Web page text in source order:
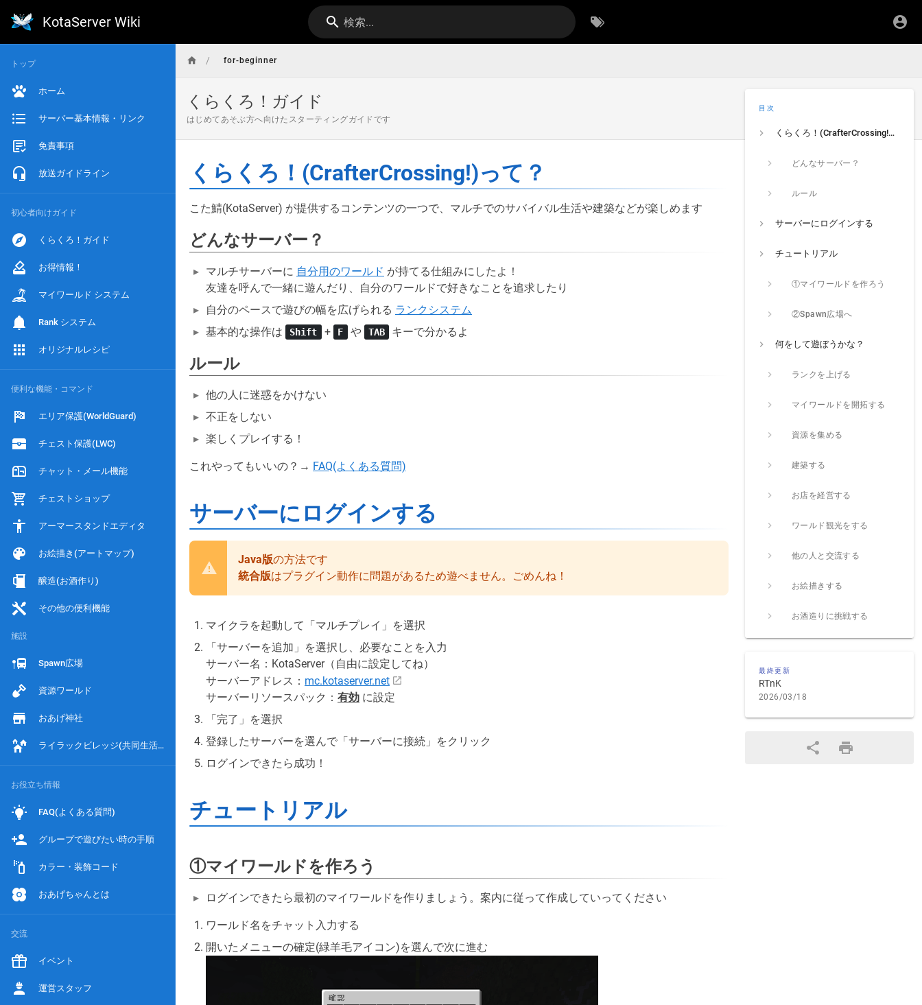
KotaServer Wiki 検索...
トップ
ホーム
サーバー基本情報・リンク
免責事項
放送ガイドライン
初心者向けガイド
くらくろ！ガイド
お得情報！
マイワールド システム
Rank システム
オリジナルレシピ
便利な機能・コマンド
エリア保護(WorldGuard)
チェスト保護(LWC)
チャット・メール機能
チェストショップ
アーマースタンドエディタ
お絵描き(アートマップ)
醸造(お酒作り)
その他の便利機能
施設
Spawn広場
資源ワールド
おあげ神社
ライラックビレッジ(共同生活エリア)
お役立ち情報
FAQ(よくある質問)
グループで遊びたい時の手順
カラー・装飾コード
おあげちゃんとは
交流
イベント
運営スタッフ
/ for-beginner
くらくろ！ガイド
はじめてあそぶ方へ向けたスターティングガイドです
目次
くらくろ！(CrafterCrossing!)って？
どんなサーバー？
ルール
サーバーにログインする
チュートリアル
①マイワールドを作ろう
②Spawn広場へ
何をして遊ぼうかな？
ランクを上げる
マイワールドを開拓する
資源を集める
建築する
お店を経営する
ワールド観光をする
他の人と交流する
お絵描きする
お酒造りに挑戦する
最終更新
RTnK
2026/03/18
くらくろ！(CrafterCrossing!)って？
こた鯖(KotaServer) が提供するコンテンツの一つで、マルチでのサバイバル生活や建築などが楽しめます
どんなサーバー？
マルチサーバーに 自分用のワールド が持てる仕組みにしたよ！
友達を呼んで一緒に遊んだり、自分のワールドで好きなことを追求したり
自分のペースで遊びの幅を広げられる ランクシステム
基本的な操作は
Shift + F や TAB キーで分かるよ
ルール
他の人に迷惑をかけない
不正をしない
楽しくプレイする！
これやってもいいの？→ FAQ(よくある質問)
サーバーにログインする
Java版の方法です
統合版はプラグイン動作に問題があるため遊べません。ごめんね！
マイクラを起動して「マルチプレイ」を選択
「サーバーを追加」を選択し、必要なことを入力
サーバー名：KotaServer（自由に設定してね）
サーバーアドレス： mc.kotaserver.net
サーバーリソースパック： 有効 に設定
「完了」を選択
登録したサーバーを選んで「サーバーに接続」をクリック
ログインできたら成功！
チュートリアル
①マイワールドを作ろう
ログインできたら最初のマイワールドを作りましょう。案内に従って作成していってください
ワールド名をチャット入力する
開いたメニューの確定(緑羊毛アイコン)を選んで次に進む